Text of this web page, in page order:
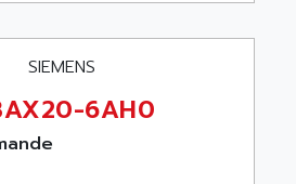
PANEL
CREYSSENSAC
6AH0